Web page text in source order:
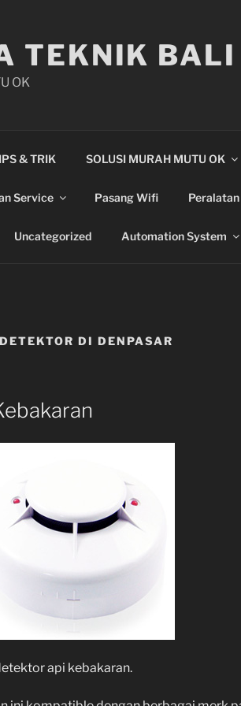
TEKNIK BALI
OK
& TRIK SOLUSI MURAH MUTU OK
Service Pasang Wifi
Uncategorized Automation System
DI DENPASAR
api kebakaran.